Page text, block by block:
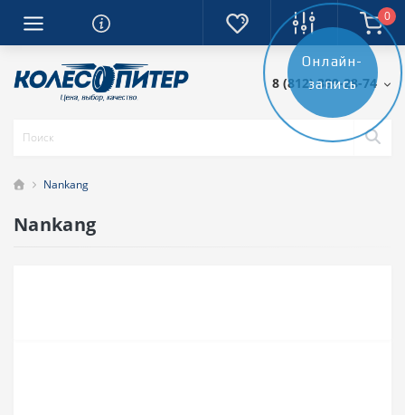
0
8 (812) 389-28-74
Nankang
Nankang
Онлайн-
запись